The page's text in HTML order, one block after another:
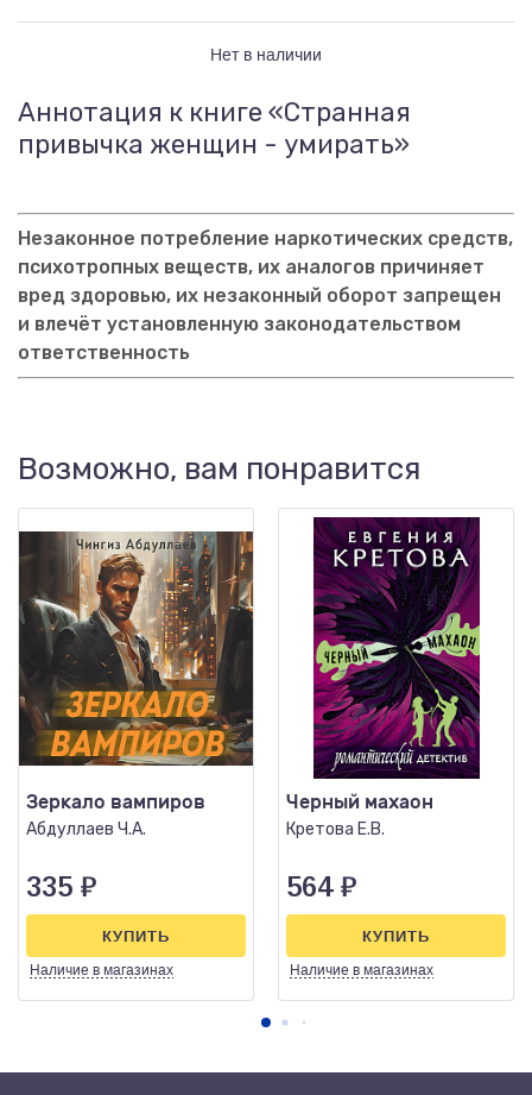
Нет в наличии
Аннотация к книге «Странная
привычка женщин - умирать»
Незаконное потребление наркотических средств,
психотропных веществ, их аналогов причиняет
вред здоровью, их незаконный оборот запрещен
и влечёт установленную законодательством
ответственность
Возможно, вам понравится
Зеркало вампиров
Абдуллаев Ч.А.
335 ₽
Наличие в магазинах
КУПИТЬ
Черный махаон
Кретова Е.В.
564 ₽
Наличие в магазинах
КУПИТЬ